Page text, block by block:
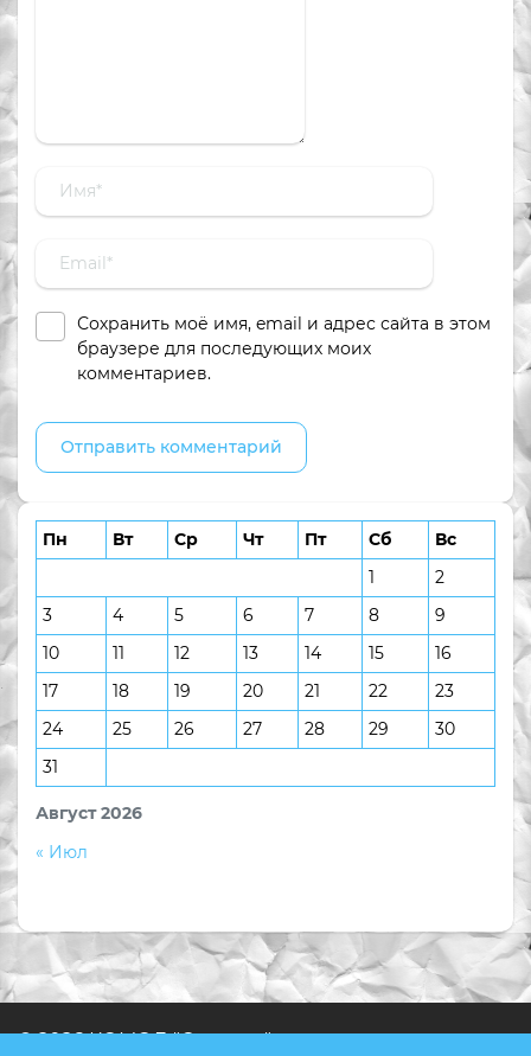
Сохранить моё имя, email и адрес сайта в этом
браузере для последующих моих
комментариев.
Август 2026
Пн Вт Ср Чт Пт Сб
Вс
1
2
3
4 5 6 7 8
9
10
11 12 13 14 15
16
17
18 19 20 21 22
23
24
25 26 27 28 29
30
31
« Июл
© 2026 КОМОД "Ступени"